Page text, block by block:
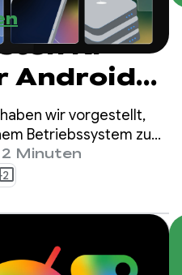
KI-
Android
der
wir vorgestellt,
Betriebssystem zu
entwickelt. Außerdem
intelligente Funktionen
und die
Google in Ihre Apps
Minuten